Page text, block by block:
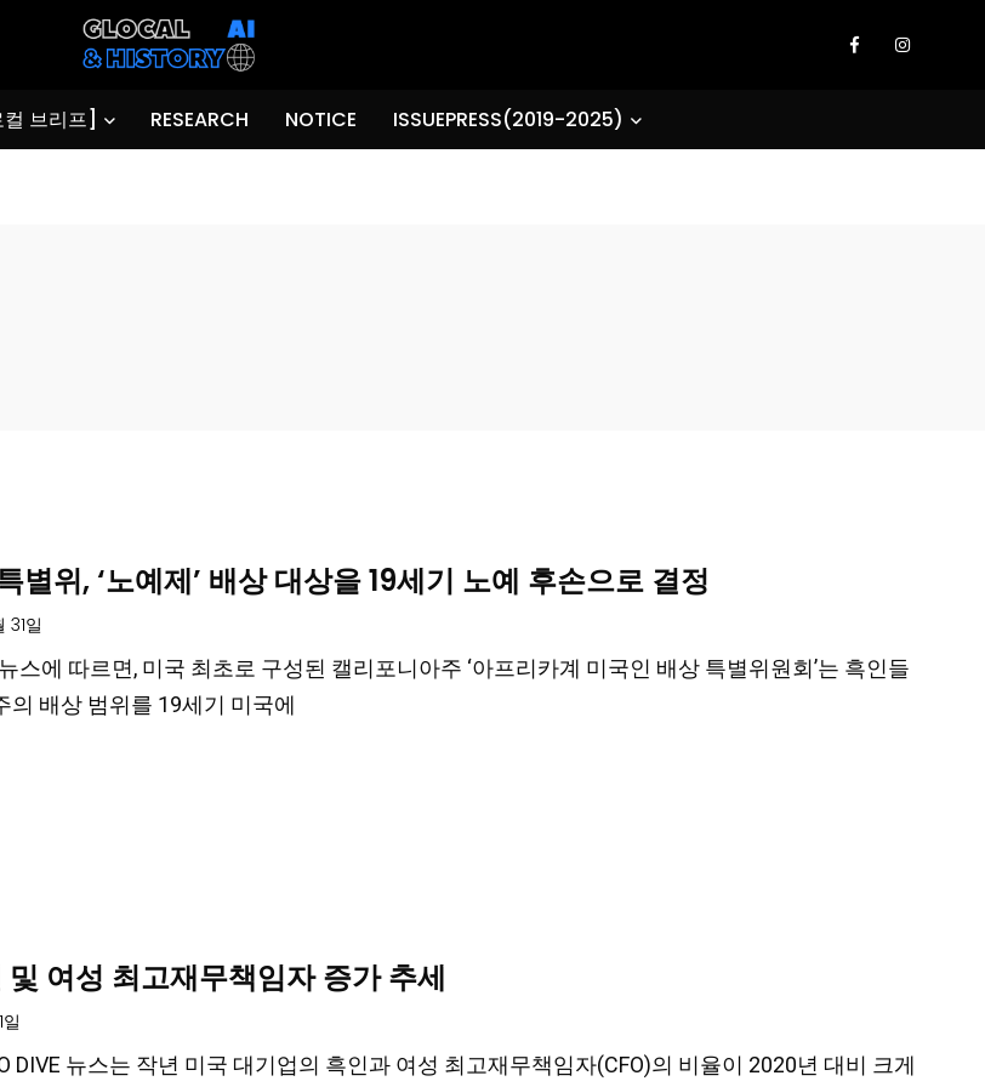
브리프] RESEARCH NOTICE ISSUEPRESS(2019-2025)
별위, ‘노예제’ 배상 대상을 19세기 노예 후손으로 결정
31일
스에 따르면, 미국 최초로 구성된 캘리포니아주 ‘아프리카계 미국인 배상 특별위원회’는 흑인들
의 배상 범위를 19세기 미국에
여성 최고재무책임자 증가 추세
DIVE 뉴스는 작년 미국 대기업의 흑인과 여성 최고재무책임자(CFO)의 비율이 2020년 대비 크게